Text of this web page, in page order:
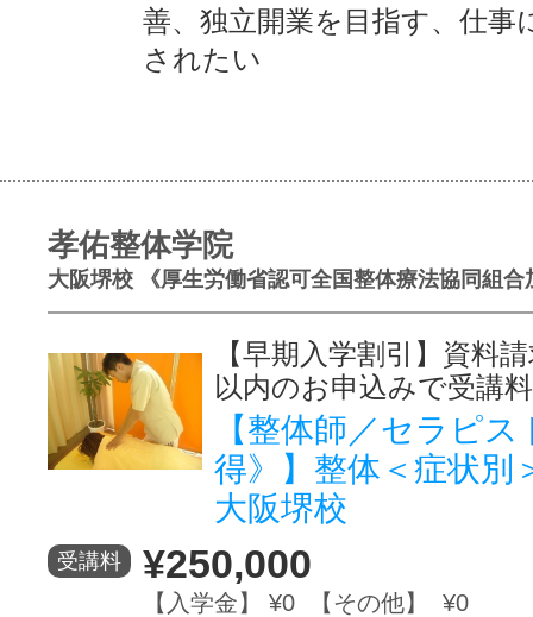
善、独立開業を目指す、仕事
されたい
孝佑整体学院
大阪堺校 《厚生労働省認可全国整体療法協同組合
【早期入学割引】資料
以内のお申込みで受講
【整体師／セラピ
得》】整体＜症状別
大阪堺校
受講料 ¥250,000
【入学金】 ¥0 【その他】 ¥0